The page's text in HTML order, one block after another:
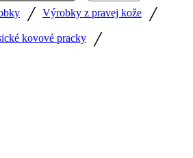
/ Výrobky z pravej kože /
kovové pracky /